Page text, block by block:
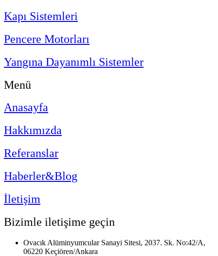
Kapı Sistemleri
Pencere Motorları
Yangına Dayanımlı Sistemler
Menü
Anasayfa
Hakkımızda
Referanslar
Haberler&Blog
İletişim
Bizimle iletişime geçin
Ovacık Alüminyumcular Sanayi Sitesi, 2037. Sk. No:42/A,
06220 Keçiören/Ankara